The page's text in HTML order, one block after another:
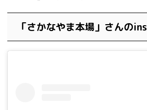
「さかなやま本場」さんの